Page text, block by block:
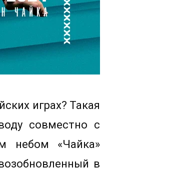
играх? Такая
совместно с
небом «Чайка»
в